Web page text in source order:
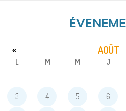
AOÛT
«
L M M J
3 4 5 6